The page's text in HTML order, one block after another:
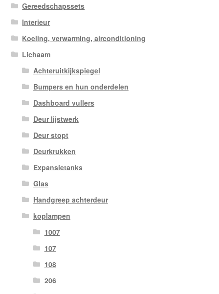
Gereedschapssets
Interieur
Koeling, verwarming, airconditioning
Lichaam
Achteruitkijkspiegel
Bumpers en hun onderdelen
Dashboard vullers
Deur lijstwerk
Deur stopt
Deurkrukken
Expansietanks
Glas
Handgreep achterdeur
koplampen
1007
107
108
206